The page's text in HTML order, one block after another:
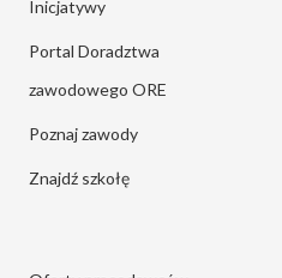
Inicjatywy
Portal Doradztwa
zawodowego ORE
Poznaj zawody
Znajdź szkołę